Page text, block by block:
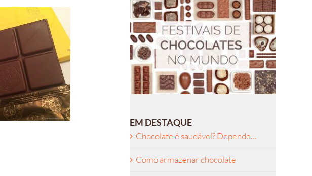
EM DESTAQUE
Chocolate é saudável? Depende…
Como armazenar chocolate